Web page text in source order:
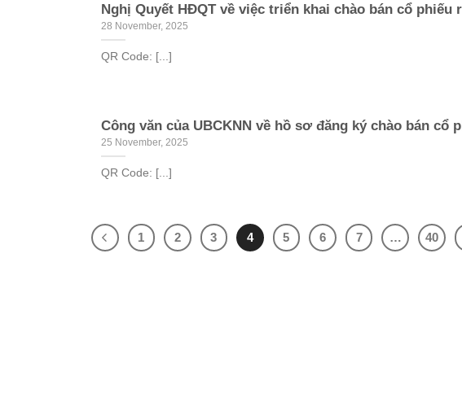
Nghị Quyết HĐQT về việc triển khai chào bán cổ phiếu
28 November, 2025
QR Code: [...]
Công văn của UBCKNN về hồ sơ đăng ký chào bán cổ
25 November, 2025
QR Code: [...]
1 2 3 4 5 6 7 … 40